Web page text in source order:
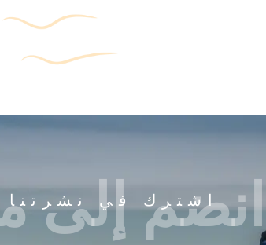
اشترك في نشرتنا
انضم إلى